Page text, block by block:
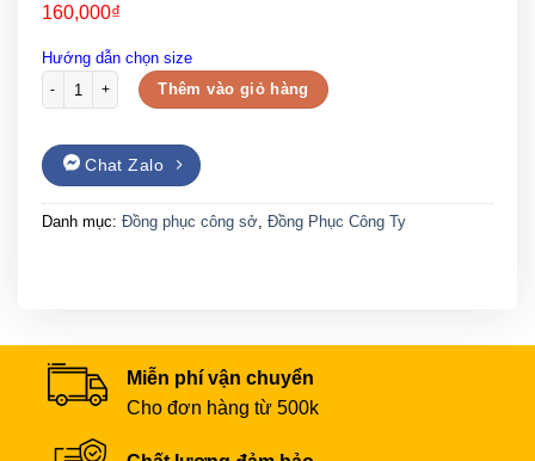
160,000₫
Hướng dẫn chọn size
Đồng phục công ty màu tím than phối sườn màu be số lượng
Thêm vào giỏ hàng
Chat Zalo
Danh mục: Đồng phục công sở Đồng Phục Công Ty
Miễn phí vận chuyển
Cho đơn hàng từ 500k